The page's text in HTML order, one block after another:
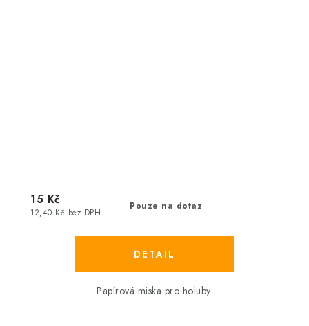
Pouze na dotaz
12,40 Kč bez DPH
15 Kč
Papírová miska pro holuby.